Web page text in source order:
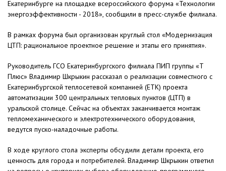
Екатеринбурге на площадке всероссийского форума «Технологии
энергоэффективности - 2018», сообщили в пресс-службе филиала.
В рамках форума был организован круглый стол «Модернизация
ЦТП: рациональное проектное решение и этапы его принятия».
Руководитель ГСО Екатеринбургского филиала ПИП группы «Т
Плюс» Владимир Шкрыкин рассказал о реализации совместного с
Екатеринбургской теплосетевой компанией (ЕТК) проекта
автоматизации 300 центральных тепловых пунктов (ЦТП) в
уральской столице. Сейчас на объектах заканчивается монтаж
тепломеханического и электротехнического оборудования,
ведутся пуско-наладочные работы.
В ходе круглого стола эксперты обсудили детали проекта, его
ценность для города и потребителей. Владимир Шкрыкин ответил